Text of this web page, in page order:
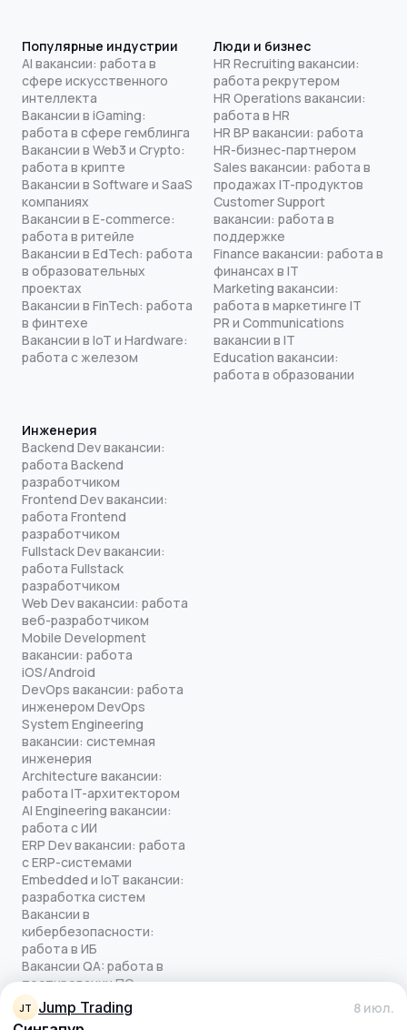
JT Jump Trading 8 июл.
Популярные индустрии
AI вакансии: работа в
сфере искусственного
интеллекта
Вакансии в iGaming:
работа в сфере гемблинга
Вакансии в Web3 и Crypto:
работа в крипте
Вакансии в Software и SaaS
компаниях
Вакансии в E-commerce:
работа в ритейле
Вакансии в EdTech: работа
в образовательных
проектах
Вакансии в FinTech: работа
в финтехе
Вакансии в IoT и Hardware:
работа с железом
Люди и бизнес
HR Recruiting вакансии:
работа рекрутером
HR Operations вакансии:
работа в HR
HR BP вакансии: работа
HR-бизнес-партнером
Sales вакансии: работа в
продажах IT-продуктов
Customer Support
вакансии: работа в
поддержке
Finance вакансии: работа в
финансах в IT
Marketing вакансии:
работа в маркетинге IT
PR и Communications
вакансии в IT
Education вакансии:
работа в образовании
Инженерия
Backend Dev вакансии:
работа Backend
разработчиком
Frontend Dev вакансии:
работа Frontend
разработчиком
Fullstack Dev вакансии:
работа Fullstack
разработчиком
Web Dev вакансии: работа
веб-разработчиком
Mobile Development
вакансии: работа
iOS/Android
DevOps вакансии: работа
инженером DevOps
System Engineering
вакансии: системная
инженерия
Architecture вакансии:
работа IT-архитектором
AI Engineering вакансии:
работа с ИИ
ERP Dev вакансии: работа
с ERP-системами
Embedded и IoT вакансии:
разработка систем
Вакансии в
кибербезопасности:
работа в ИБ
Вакансии QA: работа в
тестировании ПО
© quick-offer.ru 2024–2026